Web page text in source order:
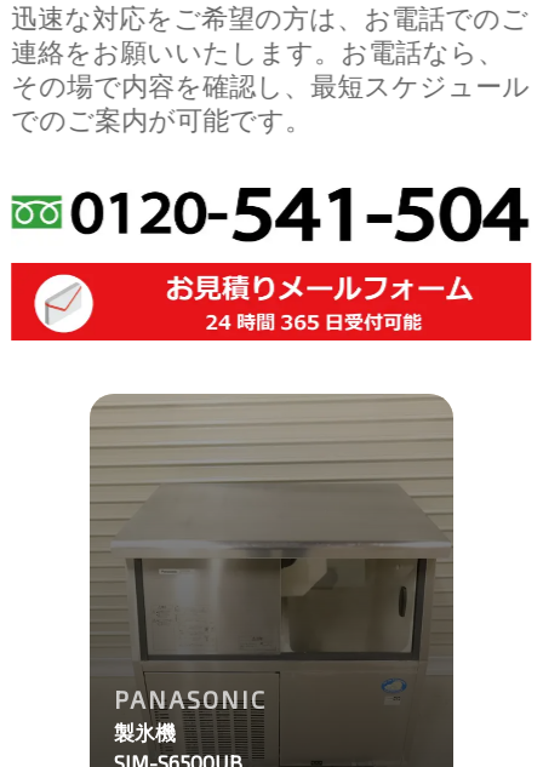
迅速な対応をご希望の方は、お電話でのご
連絡をお願いいたします。お電話なら、
その場で内容を確認し、最短スケジュール
でのご案内が可能です。
PANASONIC
製氷機
SIM-S6500UB